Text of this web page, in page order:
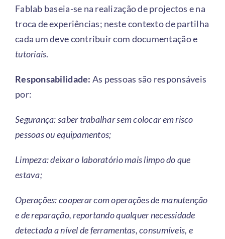
Fablab baseia-se na realização de projectos e na
troca de experiências; neste contexto de partilha
cada um deve contribuir com documentação e
tutoriais.
Responsabilidade: As pessoas são responsáveis
por:
Segurança: saber trabalhar sem colocar em risco
pessoas ou equipamentos;
Limpeza: deixar o laboratório mais limpo do que
estava;
Operações: cooperar com operações de manutenção
e de reparação, reportando qualquer necessidade
detectada a nível de ferramentas, consumíveis, e